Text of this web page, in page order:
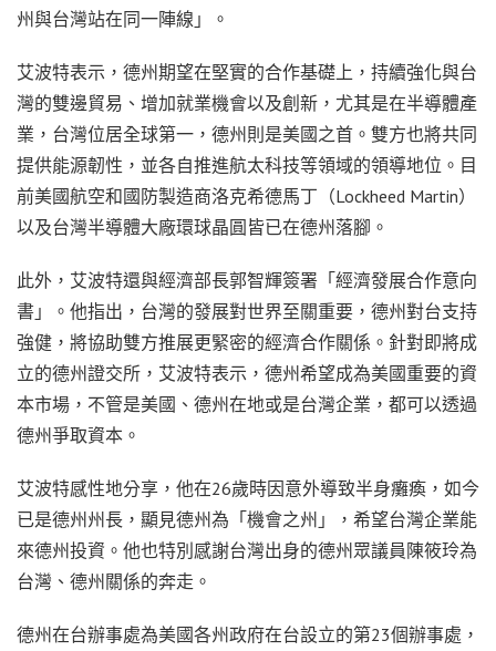
州與台灣站在同一陣線」。
艾波特表示，德州期望在堅實的合作基礎上，持續強化與台
灣的雙邊貿易、增加就業機會以及創新，尤其是在半導體產
業，台灣位居全球第一，德州則是美國之首。雙方也將共同
提供能源韌性，並各自推進航太科技等領域的領導地位。目
前美國航空和國防製造商洛克希德馬丁（Lockheed Martin）
以及台灣半導體大廠環球晶圓皆已在德州落腳。
此外，艾波特還與經濟部長郭智輝簽署「經濟發展合作意向
書」。他指出，台灣的發展對世界至關重要，德州對台支持
強健，將協助雙方推展更緊密的經濟合作關係。針對即將成
立的德州證交所，艾波特表示，德州希望成為美國重要的資
本市場，不管是美國、德州在地或是台灣企業，都可以透過
德州爭取資本。
艾波特感性地分享，他在26歲時因意外導致半身癱瘓，如今
已是德州州長，顯見德州為「機會之州」，希望台灣企業能
來德州投資。他也特別感謝台灣出身的德州眾議員陳筱玲為
台灣、德州關係的奔走。
德州在台辦事處為美國各州政府在台設立的第23個辦事處，